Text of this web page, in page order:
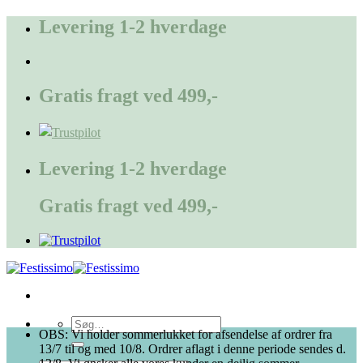
FortsætLevering 1-2 hverdage
Gratis fragt ved 499,-
Levering 1-2 hverdage
Gratis fragt ved 499,-
Søg
efter:
OBS: Vi holder sommerlukket for afsendelse af ordrer fra
13/7 til og med 10/8. Ordrer aflagt i denne periode sendes d.